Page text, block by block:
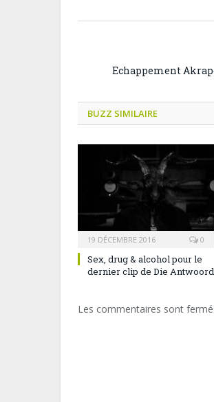
Echappement
BUZZ SIMILAIRE
19 DÉCEMBRE 2016 0
Sex, drug & alcohol pour le
dernier clip de Die Antwoord
Les commentaires sont